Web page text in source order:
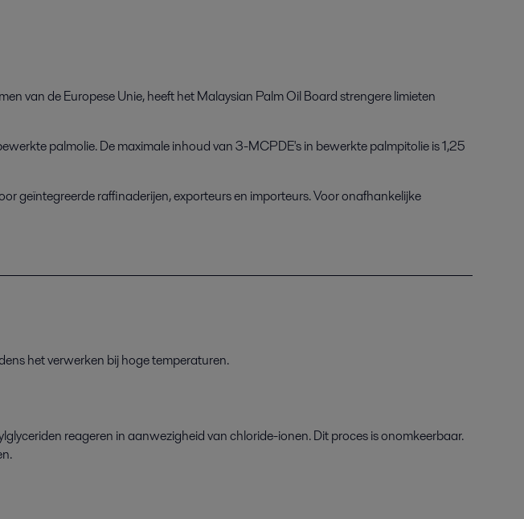
van de Europese Unie, heeft het Malaysian Palm Oil Board strengere limieten
palmolie. De maximale inhoud van 3-MCPDE's in bewerkte palmpitolie is 1,25
geïntegreerde raffinaderijen, exporteurs en importeurs. Voor onafhankelijke
het verwerken bijhoge temperaturen.
reageren inaanwezigheid van chloride-ionen. Dit procesis onomkeerbaar.
.